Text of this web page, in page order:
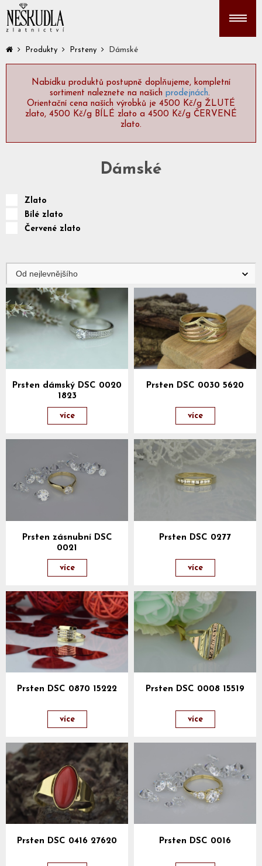
Produkty Prsteny Dámské
Nabídku produktů postupně doplňujeme, kompletní
sortiment naleznete na našich prodejnách.
Orientační cena naších výrobků je 4500 Kč/g ŽLUTÉ
zlato, 4500 Kč/g BÍLÉ zlato a 4500 Kč/g ČERVENÉ
zlato.
Dámské
Zlato
Bílé zlato
Červené zlato
Prsten dámský DSC 0020
1823
více
Prsten DSC 0030 5620
více
Prsten zásnubní DSC
0021
více
Prsten DSC 0277
více
Prsten DSC 0870 15222
více
Prsten DSC 0008 15519
více
Prsten DSC 0416 27620 Prsten DSC 0016